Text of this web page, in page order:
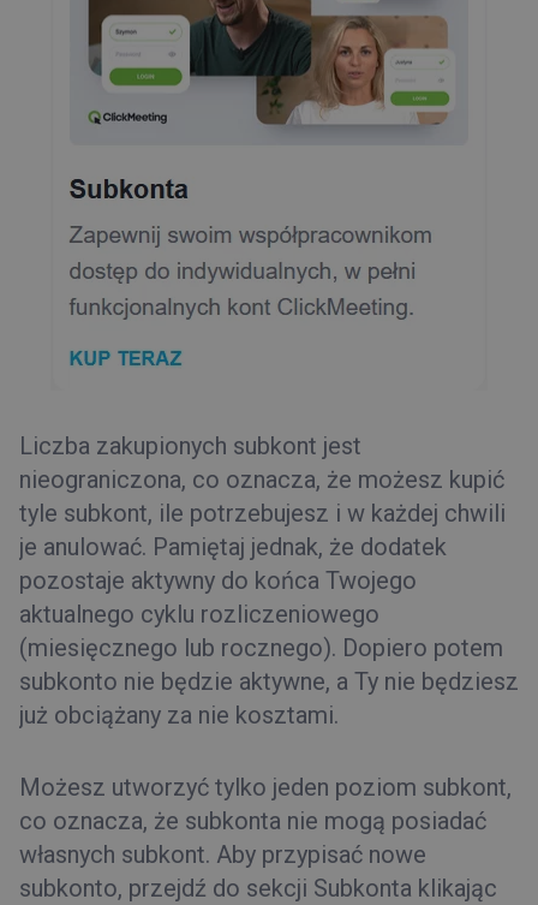
Liczba zakupionych subkont jest
nieograniczona, co oznacza, że możesz kupić
tyle subkont, ile potrzebujesz i w każdej chwili
je anulować. Pamiętaj jednak, że dodatek
pozostaje aktywny do końca Twojego
aktualnego cyklu rozliczeniowego
(miesięcznego lub rocznego). Dopiero potem
subkonto nie będzie aktywne, a Ty nie będziesz
już obciążany za nie kosztami.
Możesz utworzyć tylko jeden poziom subkont,
co oznacza, że subkonta nie mogą posiadać
własnych subkont. Aby przypisać nowe
subkonto, przejdź do sekcji Subkonta klikając